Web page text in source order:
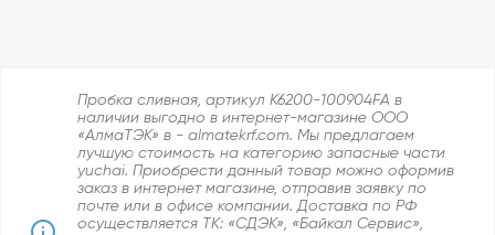
Пробка сливная, артикул K6200-100904FA в
наличии выгодно в интернет-магазине ООО
«АлмаТЭК» в - almatekrf.com. Мы предлагаем
лучшую стоимость на категорию запасные части
yuchai. Приобрести данный товар можно оформив
заказ в интернет магазине, отправив заявку по
почте или в офисе компании. Доставка по РФ
осуществляется ТК: «СДЭК», «Байкал Сервис»,